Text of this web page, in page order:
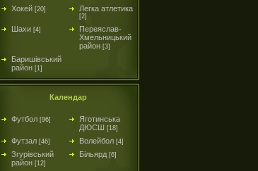
Хокей [20] Легка атлетика
[2]
Шахи [4]
Переяслав-
Хмельницький
район [3]
Баришівський
район [1]
Календар
Футбол [96]
Яготинська
ДЮСШ [18]
Футзал [46] Волейбол [4]
Згурівський
район [12]
Більярд [6]